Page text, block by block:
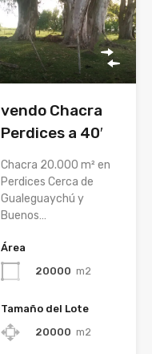
vendo Chacra
Perdices a 40′
Chacra 20.000 m² en
Perdices Cerca de
Gualeguaychú y
Buenos…
Área
20000 m2
Tamaño del Lote
20000 m2